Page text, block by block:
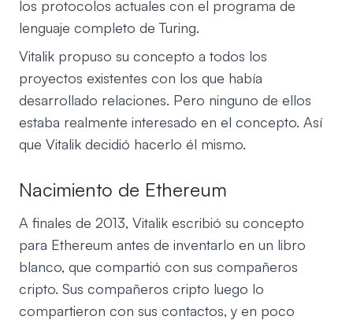
los protocolos actuales con el programa de
lenguaje completo de Turing.
Vitalik propuso su concepto a todos los
proyectos existentes con los que había
desarrollado relaciones. Pero ninguno de ellos
estaba realmente interesado en el concepto. Así
que Vitalik decidió hacerlo él mismo.
Nacimiento de Ethereum
A finales de 2013, Vitalik escribió su concepto
para Ethereum antes de inventarlo en un libro
blanco, que compartió con sus compañeros
cripto. Sus compañeros cripto luego lo
compartieron con sus contactos, y en poco